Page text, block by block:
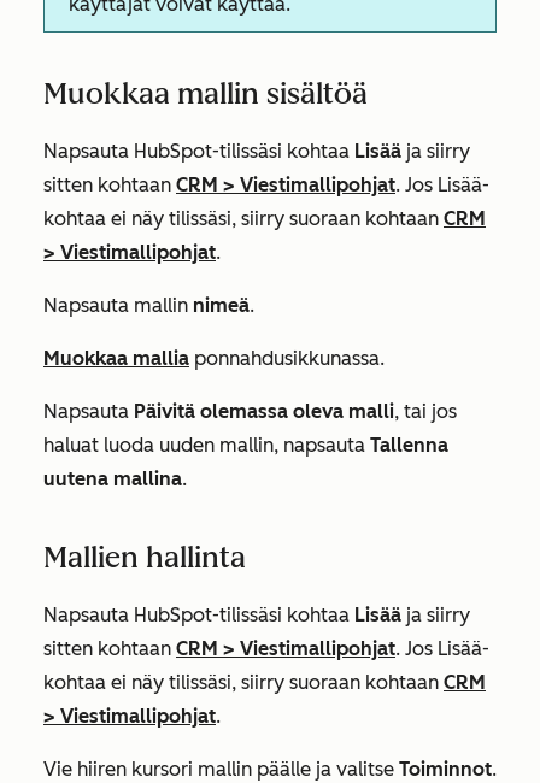
Muokkaa mallin sisältöä
Napsauta HubSpot-tilissäsi kohtaa Lisää ja siirry
sitten kohtaan CRM > Viestimallipohjat. Jos Lisää-
kohtaa ei näy tilissäsi, siirry suoraan kohtaan CRM
> Viestimallipohjat.
Napsauta mallin nimeä.
Muokkaa mallia ponnahdusikkunassa.
Napsauta Päivitä olemassa oleva malli, tai jos
haluat luoda uuden mallin, napsauta Tallenna
uutena mallina.
Mallien hallinta
Napsauta HubSpot-tilissäsi kohtaa Lisää ja siirry
sitten kohtaan CRM > Viestimallipohjat. Jos Lisää-
kohtaa ei näy tilissäsi, siirry suoraan kohtaan CRM
> Viestimallipohjat.
Vie hiiren kursori mallin päälle ja valitse Toiminnot.